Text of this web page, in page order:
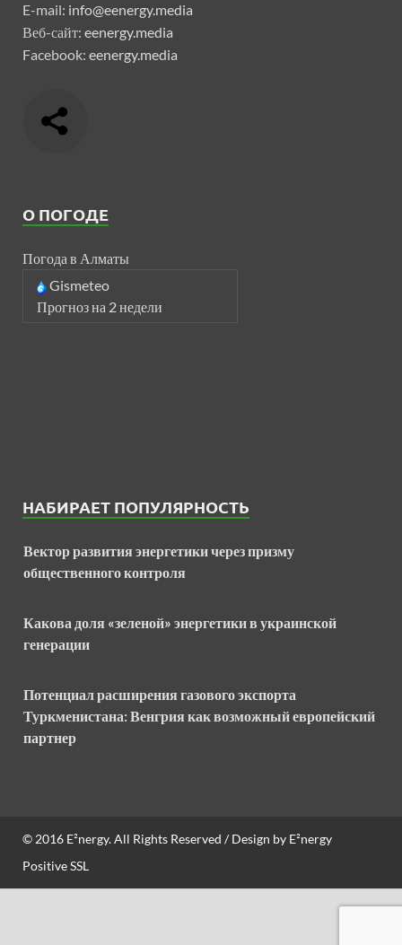
E-mail: info@eenergy.media
Веб-сайт: eenergy.media
Facebook: eenergy.media
О ПОГОДЕ
Погода в Алматы
Gismeteo
Прогноз на 2 недели
НАБИРАЕТ ПОПУЛЯРНОСТЬ
Вектор развития энергетики через призму
общественного контроля
Какова доля «зеленой» энергетики в украинской
генерации
Потенциал расширения газового экспорта
Туркменистана: Венгрия как возможный европейский
партнер
© 2016 E²nergy. All Rights Reserved / Design by E²nergy
Positive SSL